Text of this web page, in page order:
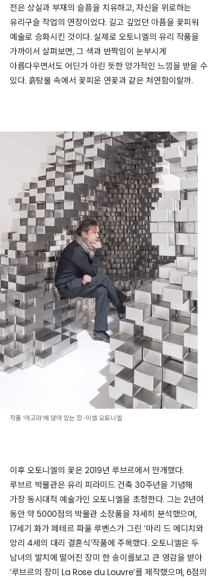
전은 상실과 부재의 슬픔을 치유하고, 자신을 위로하는
유리구슬 작업의 연장이었다. 길고 깊었던 아픔을 꽃피워
예술로 승화시킨 것이다. 실제로 오토니엘의 유리 작품을
가까이서 살펴보면, 그 색과 반짝임이 눈부시게
아름다우면서도 어딘가 아린 듯한 양가적인 느낌을 받을 수
있다. 흙탕물 속에서 꽃피운 연꽃과 같은 처연함이랄까.
작품 ‘아고라’에 앉아 있는 장-미셸 오토니엘.
이후 오토니엘의 꽃은 2019년 루브르에서 만개했다.
루브르 박물관은 유리 피라미드 건축 30주년을 기념해
가장 동시대적 예술가인 오토니엘을 초청한다. 그는 2년여
동안 약 5000점의 박물관 소장품을 자세히 분석했으며,
17세기 화가 페테르 파울 루벤스가 그린 ‘마리 드 메디치와
앙리 4세의 대리 결혼식’작품에 주목했다. 오토니엘은 두
남녀의 발치에 떨어진 장미 한 송이를보고 큰 영감을 받아
‘루브르의 장미 La Rose du Louvre’를 제작했으며, 6점의